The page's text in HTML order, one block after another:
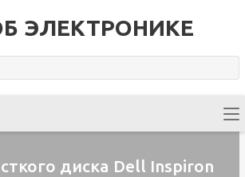
ЭЛЕКТРОНИКЕ
диска Dell Inspiron